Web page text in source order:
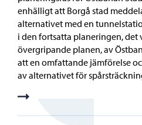
enhälligt att Borgå stad
alternativet med en
i den fortsatta planeringen, det
övergripande planen, av
att en omfattande jämförelse
av alternativet för